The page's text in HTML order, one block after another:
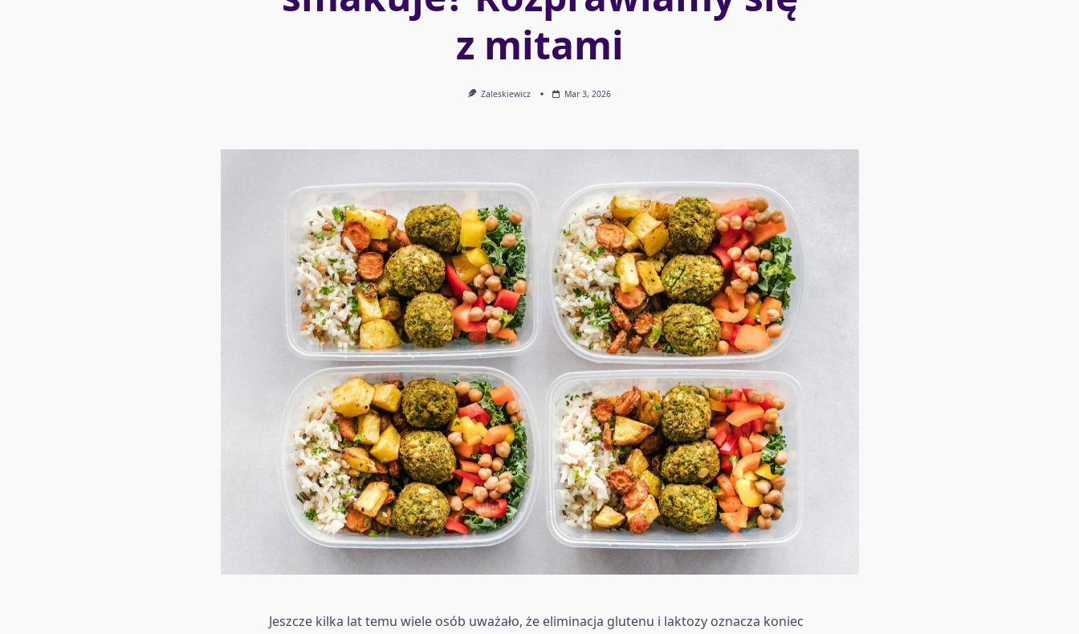
z mitami
Zaleskiewicz Mar 3, 2026
Jeszcze kilka lat temu wiele osób uważało, że eliminacja glutenu i laktozy oznacza koniec